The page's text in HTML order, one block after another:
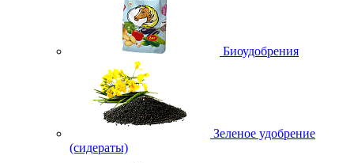
Биоудобрения
Зеленое удобрение
(сидераты)